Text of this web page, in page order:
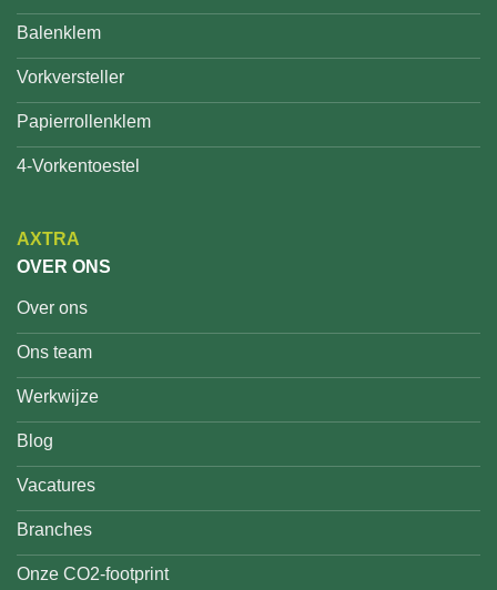
Balenklem
Vorkversteller
Papierrollenklem
4-Vorkentoestel
AXTRA
OVER ONS
Over ons
Ons team
Werkwijze
Blog
Vacatures
Branches
Onze CO2-footprint